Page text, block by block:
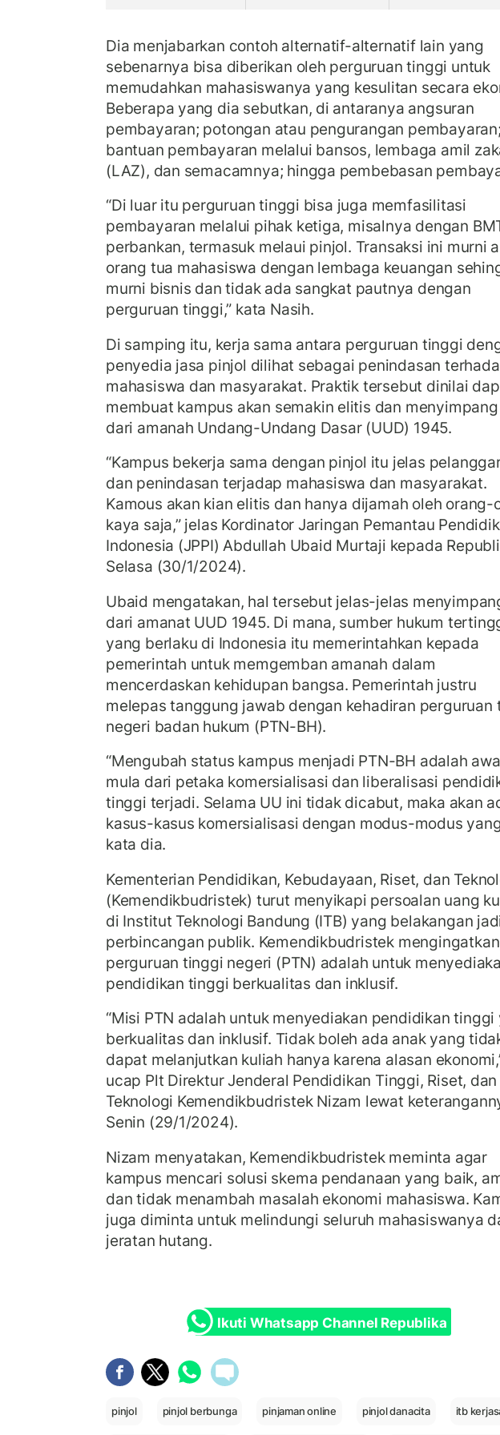
Dia menjabarkan contoh alternatif-alternatif lain yang
sebenarnya bisa diberikan oleh perguruan tinggi untuk
memudahkan mahasiswanya yang kesulitan secara
Beberapa yang dia sebutkan, di antaranya angsuran
pembayaran; potongan atau pengurangan pembayaran;
bantuan pembayaran melalui bansos, lembaga amil
(LAZ), dan semacamnya; hingga pembebasan
“Di luar itu perguruan tinggi bisa juga memfasilitasi
pembayaran melalui pihak ketiga, misalnya dengan
perbankan, termasuk melaui pinjol. Transaksi ini murni
orang tua mahasiswa dengan lembaga keuangan
murni bisnis dan tidak ada sangkat pautnya dengan
perguruan tinggi,” kata Nasih.
Di samping itu, kerja sama antara perguruan tinggi
penyedia jasa pinjol dilihat sebagai penindasan
mahasiswa dan masyarakat. Praktik tersebut dinilai
membuat kampus akan semakin elitis dan
dari amanah Undang-Undang Dasar (UUD) 1945.
“Kampus bekerja sama dengan pinjol itu jelas
dan penindasan terjadap mahasiswa dan masyarakat.
Kamous akan kian elitis dan hanya dijamah oleh orang-
kaya saja,” jelas Kordinator Jaringan Pemantau
Indonesia (JPPI) Abdullah Ubaid Murtaji kepada
Selasa (30/1/2024).
Ubaid mengatakan, hal tersebut jelas-jelas
dari amanat UUD 1945. Di mana, sumber hukum
yang berlaku di Indonesia itu memerintahkan kepada
pemerintah untuk memgemban amanah dalam
mencerdaskan kehidupan bangsa. Pemerintah justru
melepas tanggung jawab dengan kehadiran perguruan
negeri badan hukum (PTN-BH).
“Mengubah status kampus menjadi PTN-BH adalah
mula dari petaka komersialisasi dan liberalisasi
tinggi terjadi. Selama UU ini tidak dicabut, maka akan
kasus-kasus komersialisasi dengan modus-modus
kata dia.
Kementerian Pendidikan, Kebudayaan, Riset, dan
(Kemendikbudristek) turut menyikapi persoalan uang
di Institut Teknologi Bandung (ITB) yang belakangan
perbincangan publik. Kemendikbudristek
perguruan tinggi negeri (PTN) adalah untuk
pendidikan tinggi berkualitas dan inklusif.
“Misi PTN adalah untuk menyediakan pendidikan tinggi
berkualitas dan inklusif. Tidak boleh ada anak yang
dapat melanjutkan kuliah hanya karena alasan
ucap Plt Direktur Jenderal Pendidikan Tinggi, Riset, dan
Teknologi Kemendikbudristek Nizam lewat
Senin (29/1/2024).
Nizam menyatakan, Kemendikbudristek meminta agar
kampus mencari solusi skema pendanaan yang baik,
dan tidak menambah masalah ekonomi mahasiswa.
juga diminta untuk melindungi seluruh mahasiswanya
jeratan hutang.
Ikuti Whatsapp Channel Republika
pinjol pinjol berbunga pinjaman online pinjol danacita itb